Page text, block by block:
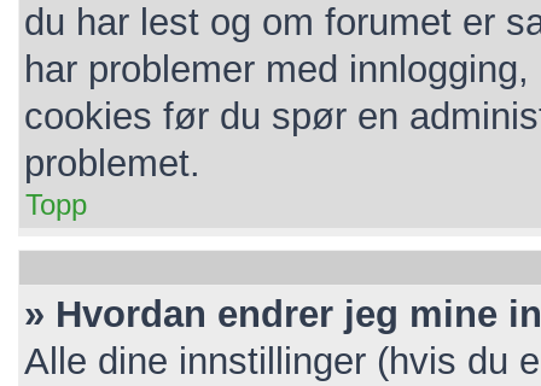
du har lest og om forumet er
har problemer med
cookies før du spør en
problemet.
Topp
» Hvordan endrer jeg mine
Alle dine innstillinger (hvis du